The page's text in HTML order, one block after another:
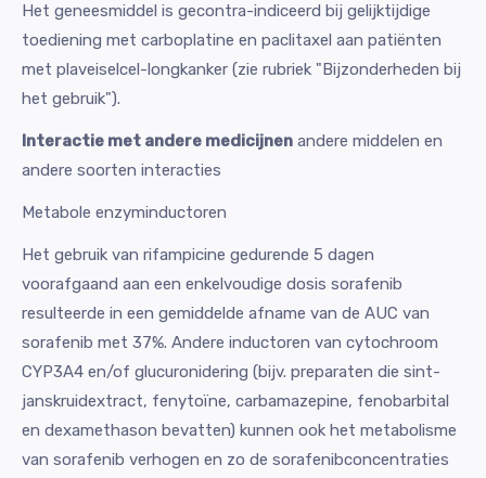
Het geneesmiddel is gecontra-indiceerd bij gelijktijdige
toediening met carboplatine en paclitaxel aan patiënten
met plaveiselcel-longkanker (zie rubriek "Bijzonderheden bij
het gebruik").
Interactie met andere medicijnen andere middelen en
andere soorten interacties
Metabole enzyminductoren
Het gebruik van rifampicine gedurende 5 dagen
voorafgaand aan een enkelvoudige dosis sorafenib
resulteerde in een gemiddelde afname van de AUC van
sorafenib met 37%. Andere inductoren van cytochroom
CYP3A4 en/of glucuronidering (bijv. preparaten die sint-
janskruidextract, fenytoïne, carbamazepine, fenobarbital
en dexamethason bevatten) kunnen ook het metabolisme
van sorafenib verhogen en zo de sorafenibconcentraties